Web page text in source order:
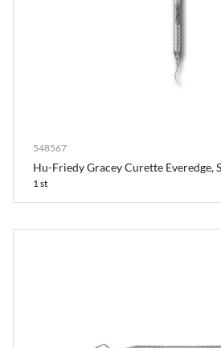
548567
Hu-Friedy Gracey Curette Everedge,
1 st